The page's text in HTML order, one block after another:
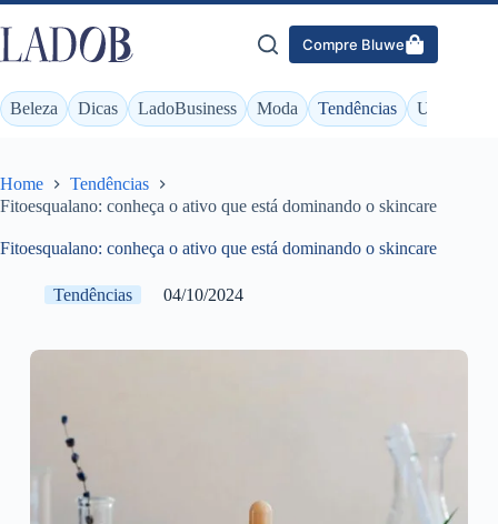
Pular
para
o
conteúdo
Compre Bluwe
Beleza Dicas LadoBusiness Moda Tendências Unhas
Home
Tendências
Fitoesqualano: conheça o ativo que está dominando o skincare
Fitoesqualano: conheça o ativo que está dominando o skincare
Tendências 04/10/2024